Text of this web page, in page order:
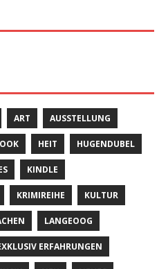
ART AUSSTELLUNG
HEIT HUGENDUBEL
KINDLE
KRIMIREIHE KULTUR
LANGEOOG
ERFAHRUNGEN